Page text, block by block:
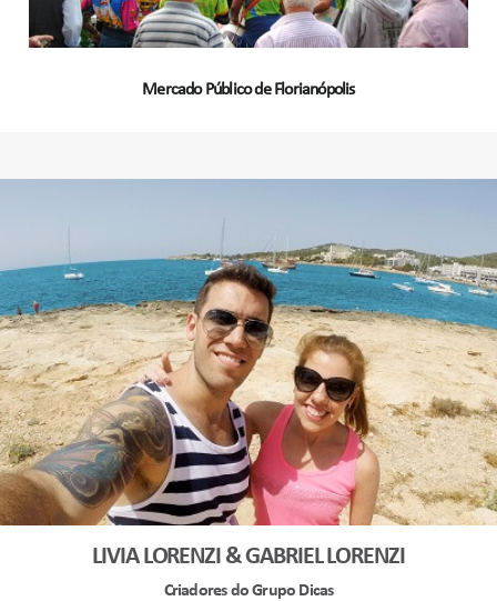
Mercado Público de Florianópolis
LIVIA LORENZI & GABRIEL LORENZI
Criadores do Grupo Dicas